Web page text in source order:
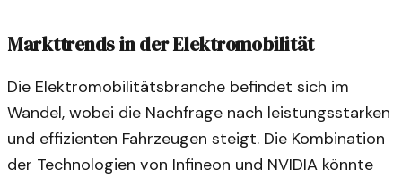
Markttrends in der Elektromobilität
Die Elektromobilitätsbranche befindet sich im
Wandel, wobei die Nachfrage nach leistungsstarken
und effizienten Fahrzeugen steigt. Die Kombination
der Technologien von Infineon und NVIDIA könnte